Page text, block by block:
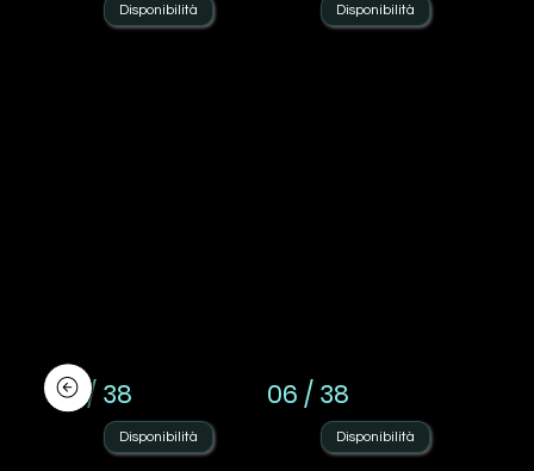
Disponibilità Disponibilità
05 / 38
Disponibilità
06 / 38
Disponibilità